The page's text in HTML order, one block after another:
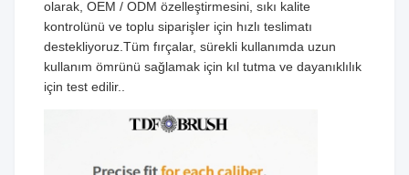
olarak, OEM / ODM özelleştirmesini, sıkı kalite
kontrolünü ve toplu siparişler için hızlı teslimatı
destekliyoruz.Tüm fırçalar, sürekli kullanımda uzun
kullanım ömrünü sağlamak için kıl tutma ve dayanıklılık
için test edilir..